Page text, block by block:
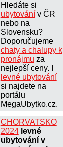
Hledáte si
ubytovánív ČR
nebo na
Slovensku?
Doporučujeme
chaty a chalupy k
pronájmu za
nejlepší ceny. I
levné ubytování
si najdete na
portálu
MegaUbytko.cz.
CHORVATSKO
2024 levné
ubytování v